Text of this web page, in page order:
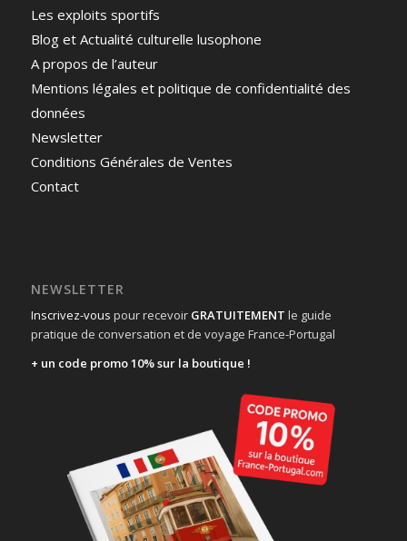
Les exploits sportifs
Blog et Actualité culturelle lusophone
A propos de l’auteur
Mentions légales et politique de confidentialité des
données
Newsletter
Conditions Générales de Ventes
Contact
NEWSLETTER
Inscrivez-vous pour recevoir GRATUITEMENT le guide
pratique de conversation et de voyage France-Portugal
+ un code promo 10% sur la boutique !